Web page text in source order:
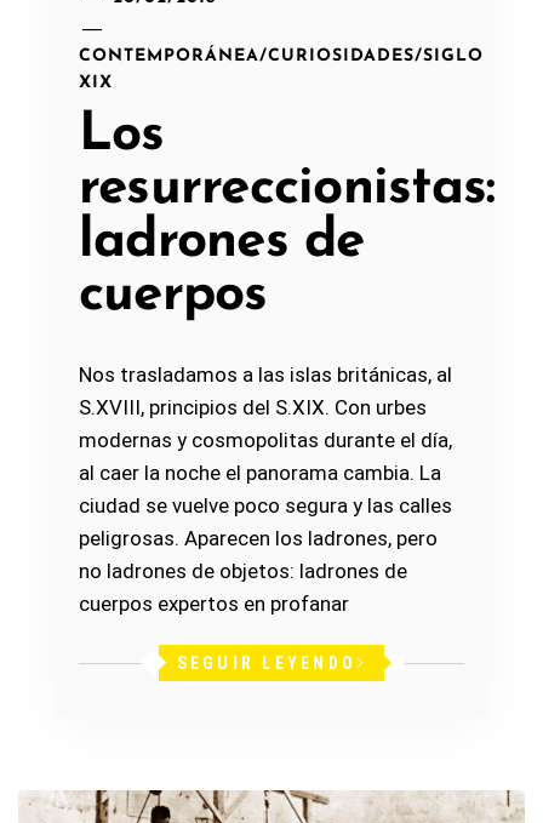
CONTEMPORÁNEA/CURIOSIDADES/SIGLO
XIX
Los
resurreccionistas:
ladrones de
cuerpos
Nos trasladamos a las islas británicas, al
S.XVIII, principios del S.XIX. Con urbes
modernas y cosmopolitas durante el día,
al caer la noche el panorama cambia. La
ciudad se vuelve poco segura y las calles
peligrosas. Aparecen los ladrones, pero
no ladrones de objetos: ladrones de
cuerpos expertos en profanar
SEGUIR LEYENDO